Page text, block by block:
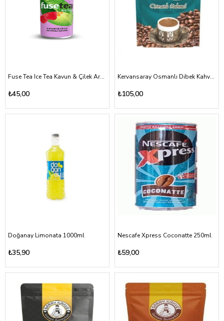
Fuse Tea Ice Tea Kavun & Çilek Aromalı 330ml
₺45,00
Kervansaray Osmanlı Dibek Kahvesi 200gr
₺105,00
Doğanay Limonata 1000ml
₺35,90
Nescafe Xpress Coconatte 250ml
₺59,00